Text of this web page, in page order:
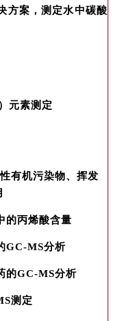
方案，测定水中碳酸
元素测定
有机污染物、挥发
的丙烯酸含量
GC-MS分析
的GC-MS分析
测定